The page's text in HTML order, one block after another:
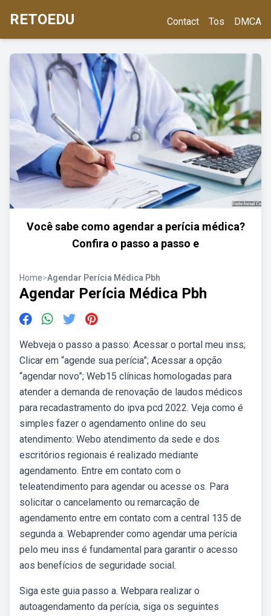
RETOEDU Contact Tos DMCA
Você sabe como agendar a perícia médica?
Confira o passo a passo e
Home>Agendar Perícia Médica Pbh
Agendar Perícia Médica Pbh
Webveja o passo a passo: Acessar o portal meu inss;
Clicar em “agende sua perícia”; Acessar a opção
“agendar novo”; Web15 clínicas homologadas para
atender a demanda de renovação de laudos médicos
para recadastramento do ipva pcd 2022. Veja como é
simples fazer o agendamento online do seu
atendimento: Webo atendimento da sede e dos
escritórios regionais é realizado mediante
agendamento. Entre em contato com o
teleatendimento para agendar ou acesse os. Para
solicitar o cancelamento ou remarcação de
agendamento entre em contato com a central 135 de
segunda a. Webaprender como agendar uma perícia
pelo meu inss é fundamental para garantir o acesso
aos benefícios de seguridade social.
Siga este guia passo a. Webpara realizar o
autoagendamento da perícia, siga os seguintes